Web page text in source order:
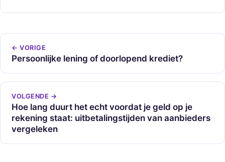
← VORIGE
Persoonlijke lening of doorlopend krediet?
VOLGENDE →
Hoe lang duurt het echt voordat je geld op je
rekening staat: uitbetalingstijden van aanbieders
vergeleken